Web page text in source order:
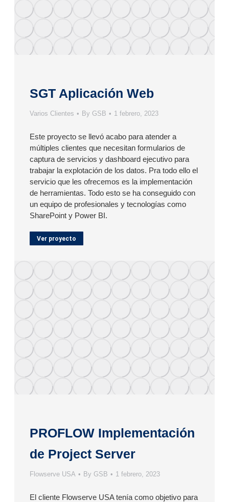
SGT Aplicación Web
Varios Clientes By GSB 1 febrero, 2023
Este proyecto se llevó acabo para atender a
múltiples clientes que necesitan formularios de
captura de servicios y dashboard ejecutivo para
trabajar la explotación de los datos. Pra todo ello el
servicio que les ofrecemos es la implementación
de herramientas. Todo esto se ha conseguido con
un equipo de profesionales y tecnologías como
SharePoint y Power BI.
Ver proyecto
PROFLOW Implementación
de Project Server
Flowserve USA By GSB 1 febrero, 2023
El cliente Flowserve USA tenía como objetivo para